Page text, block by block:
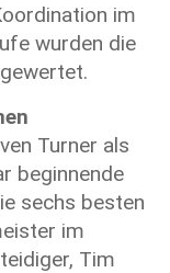
im
wurden die
Turner als
beginnende
sechs besten
im
Tim